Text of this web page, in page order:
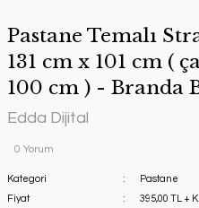
Pastane Temalı
131 cm x 101 cm (
100 cm ) - Branda
Edda Dijital
0 Yorum
Kategori
Pastane
Fiyat
395,00 TL +